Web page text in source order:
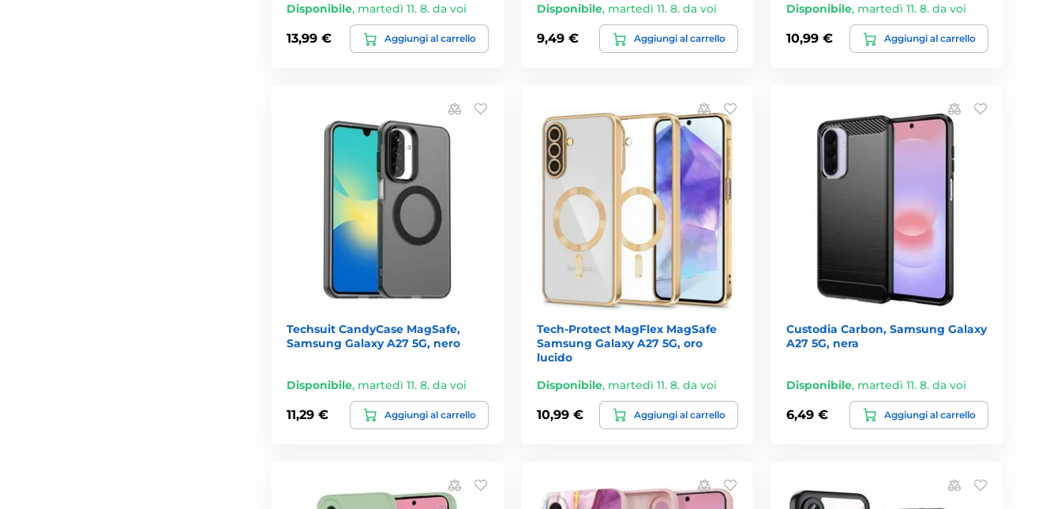
Disponibile, martedì 11. 8. da voi
13,99 € Aggiungi al carrello
Disponibile, martedì 11. 8. da voi
9,49 € Aggiungi al carrello
Disponibile, martedì 11. 8. da voi
10,99 € Aggiungi al carrello
Techsuit CandyCase MagSafe,
Samsung Galaxy A27 5G, nero
Disponibile, martedì 11. 8. da voi
11,29 € Aggiungi al carrello
Tech-Protect MagFlex MagSafe
Samsung Galaxy A27 5G, oro
lucido
Disponibile, martedì 11. 8. da voi
10,99 € Aggiungi al carrello
Custodia Carbon, Samsung Galaxy
A27 5G, nera
Disponibile, martedì 11. 8. da voi
6,49 € Aggiungi al carrello